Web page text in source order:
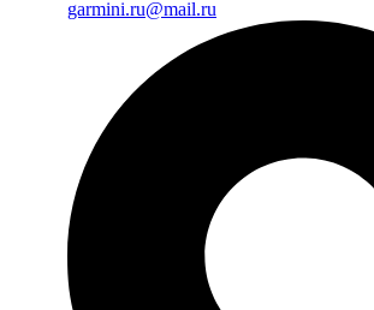
garmini.ru@mail.ru